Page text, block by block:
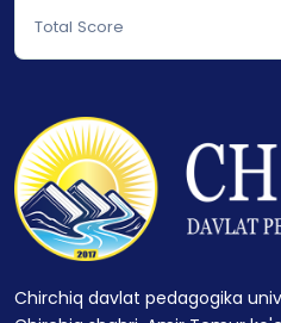
Total Score
Chirchiq davlat pedagogika